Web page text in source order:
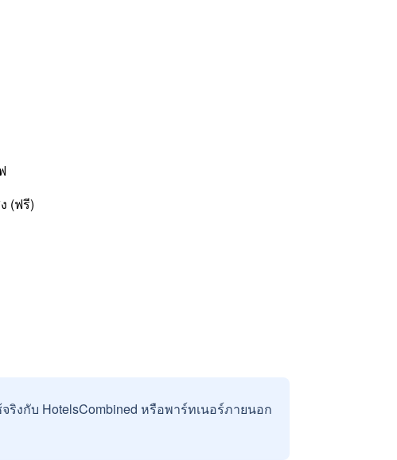
(ฟรี)
ริงกับ HotelsCombined หรือพาร์ทเนอร์ภายนอก